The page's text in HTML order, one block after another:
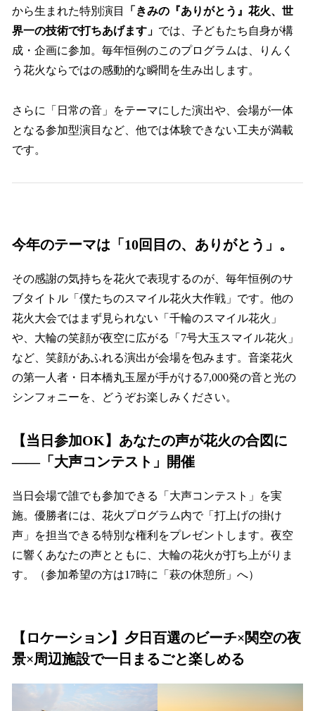
から生まれた特別演目
「きみの『ありがとう』花火、世
界一の技術で打ちあげます」 では、子どもたち自身が構
成・企画に参加。毎年恒例のこのプログラムは、りんく
う花火ならではの感動的な瞬間を生み出します。
さらに「日常の音」をテーマにした演出や、会場が一体
となる参加型演目など、他では体験できない工夫が満載
です。
今年のテーマは「10回目の、ありがとう」。
その感謝の気持ちを花火で表現するのが、毎年恒例のサ
ブタイトル「僕たちのスマイル花火大作戦」です。他の
花火大会ではまず見られない「千輪のスマイル花火」
や、大輪の笑顔が夜空に広がる「7号大玉スマイル花火」
など、笑顔があふれる演出が会場を包みます。音楽花火
の第一人者・日本橋丸玉屋が手がける7,000発の音と光の
シンフォニーを、どうぞお楽しみください。
【当日参加OK】あなたの声が花火の合図に
——「大声コンテスト」開催
当日会場で誰でも参加できる「大声コンテスト」を実
施。優勝者には、花火プログラム内で「打上げの掛け
声」を担当できる特別な権利をプレゼントします。夜空
に響くあなたの声とともに、大輪の花火が打ち上がりま
す。（参加希望の方は17時に「萩の休憩所」へ）
【ロケーション】夕日百選のビーチ×関空の夜
景×周辺施設で一日まるごと楽しめる